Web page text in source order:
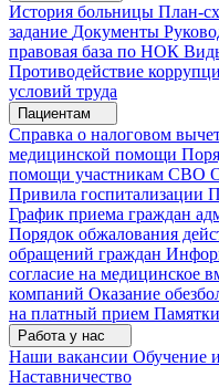
История больницы План-
задание Документы
правовая база по НОК
Противодействие
условий труда
Пациентам
Справка о налоговом
медицинской помощи
помощи участникам СВО
Привила госпитализации
График приема граждан
Порядок обжалования
обращений граждан
согласие на медицинское
компаний Оказание
на платный прием
Работа у нас
Наши вакансии Обучение
Наставничество